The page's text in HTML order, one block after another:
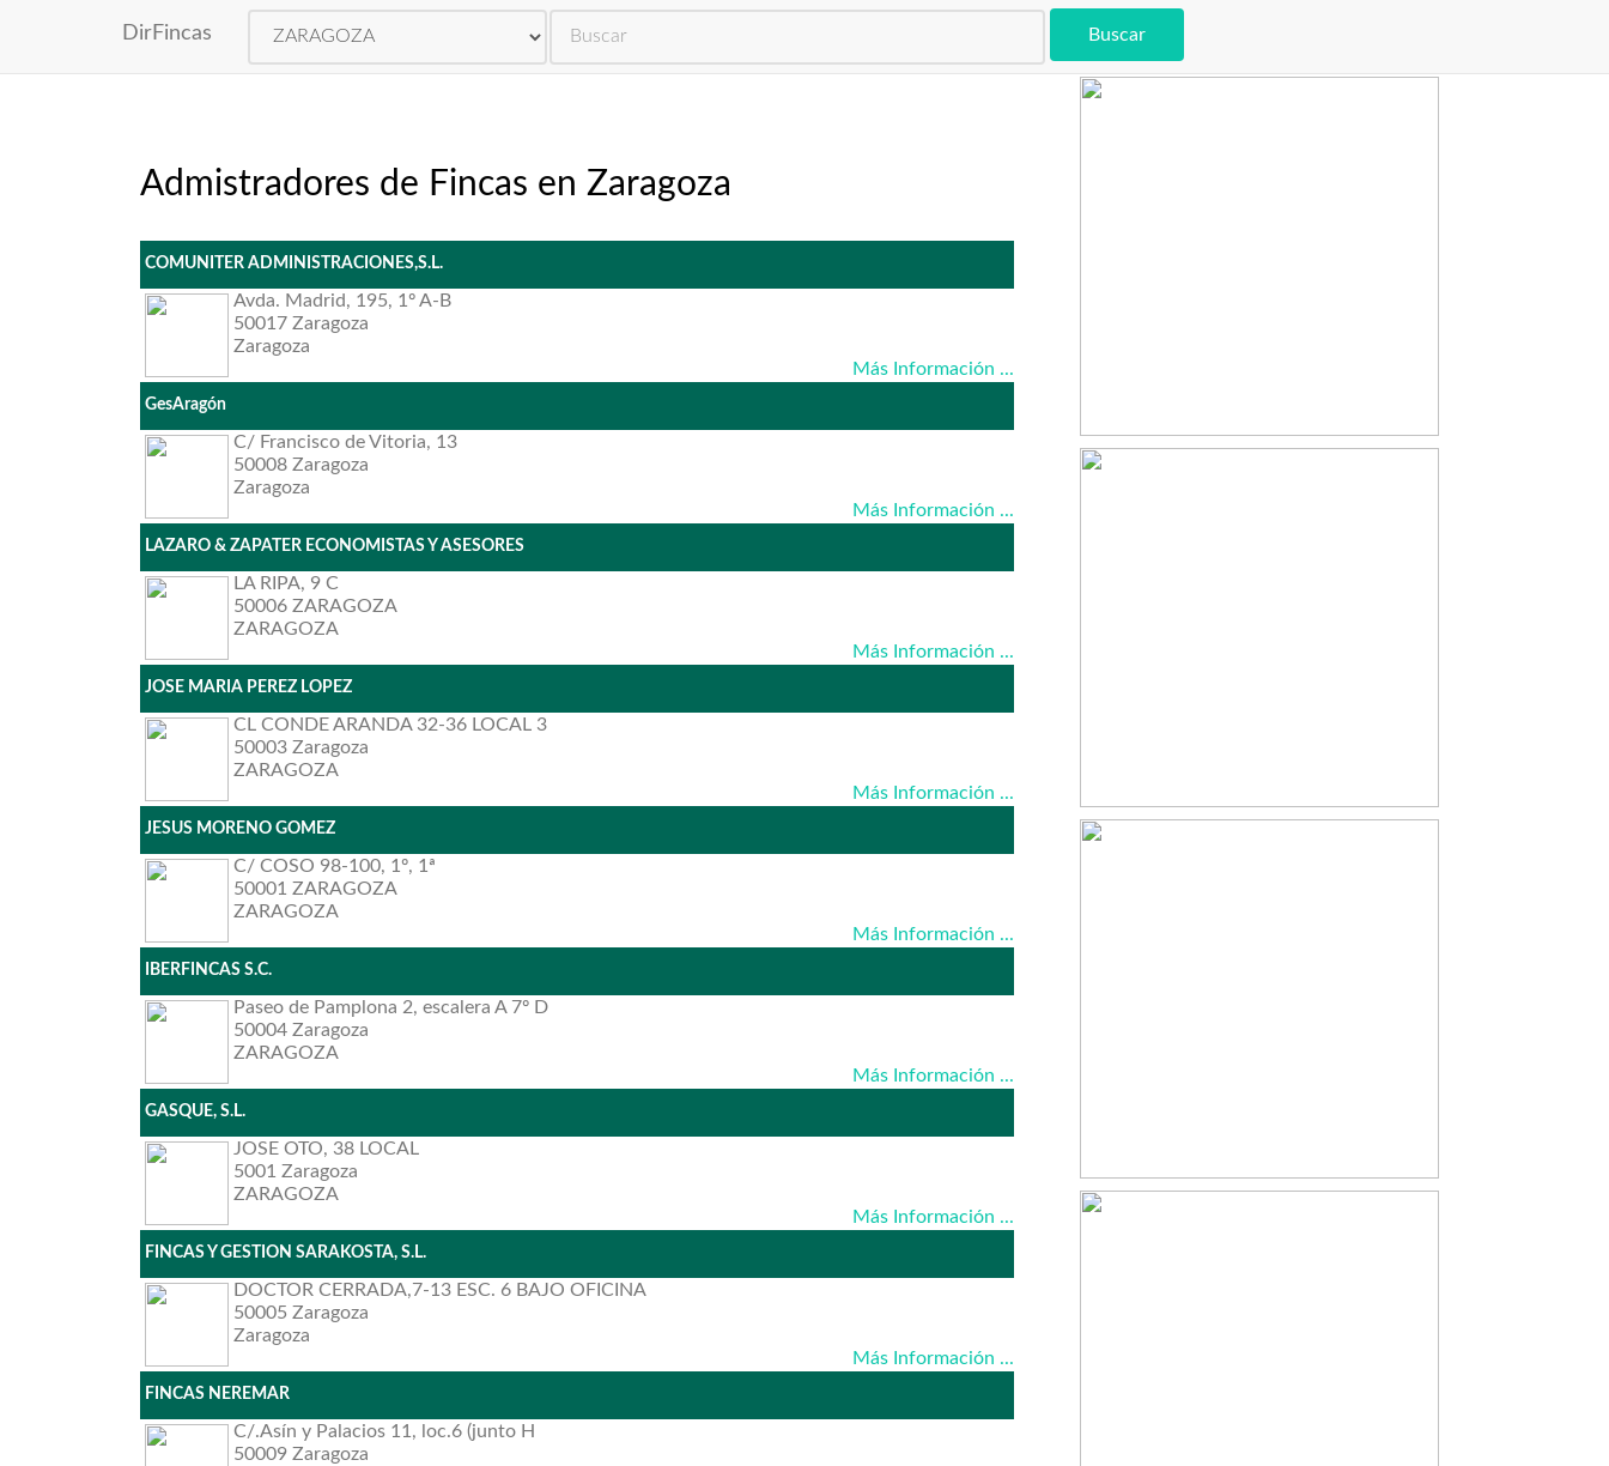
DirFincas Buscar
Admistradores de Fincas en Zaragoza
COMUNITER ADMINISTRACIONES,S.L.
Avda. Madrid, 195, 1º A-B
50017 Zaragoza
Zaragoza
Más Información ...
GesAragón
C/ Francisco de Vitoria, 13
50008 Zaragoza
Zaragoza
Más Información ...
LAZARO & ZAPATER ECONOMISTAS Y ASESORES
LA RIPA, 9 C
50006 ZARAGOZA
ZARAGOZA
Más Información ...
JOSE MARIA PEREZ LOPEZ
CL CONDE ARANDA 32-36 LOCAL 3
50003 Zaragoza
ZARAGOZA
Más Información ...
JESUS MORENO GOMEZ
C/ COSO 98-100, 1º, 1ª
50001 ZARAGOZA
ZARAGOZA
Más Información ...
IBERFINCAS S.C.
Paseo de Pamplona 2, escalera A 7º D
50004 Zaragoza
ZARAGOZA
Más Información ...
GASQUE, S.L.
JOSE OTO, 38 LOCAL
5001 Zaragoza
ZARAGOZA
Más Información ...
FINCAS Y GESTION SARAKOSTA, S.L.
DOCTOR CERRADA,7-13 ESC. 6 BAJO OFICINA
50005 Zaragoza
Zaragoza
Más Información ...
FINCAS NEREMAR
C/.Asín y Palacios 11, loc.6 (junto H
50009 Zaragoza